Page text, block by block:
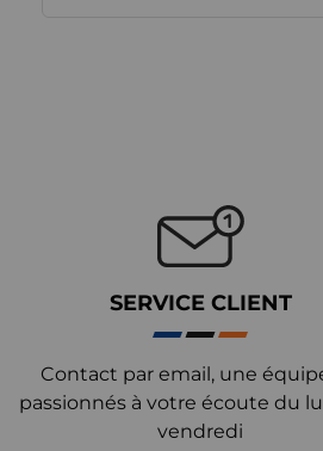
SERVICE CLIENT
Contact par email, une
passionnés à votre écoute du
vendredi